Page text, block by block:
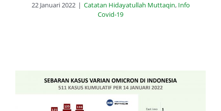
22 Januari 2022 | Catatan Hidayatullah Muttaqin, Info
Covid-19